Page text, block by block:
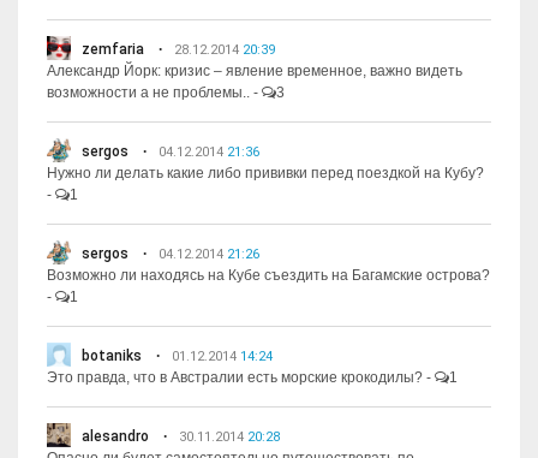
zemfaria 28.12.2014 20:39
Александр Йорк: кризис – явление временное, важно видеть
возможности а не проблемы..
- 3
sergos 04.12.2014 21:36
Нужно ли делать какие либо прививки перед поездкой на Кубу?
-
1
sergos 04.12.2014 21:26
Возможно ли находясь на Кубе съездить на Багамские острова?
-
1
botaniks 01.12.2014 14:24
Это правда, что в Австралии есть морские крокодилы? - 1
alesandro 30.11.2014 20:28